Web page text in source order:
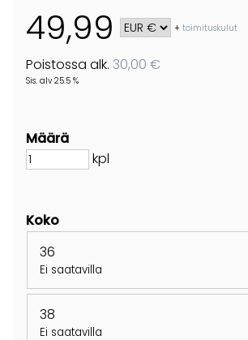
49,99 +toimituskulut
Poistossa alk. 30,00 €
Sis. alv 25.5 %
Määrä
kpl
Koko
36
Ei saatavilla
38
Ei saatavilla